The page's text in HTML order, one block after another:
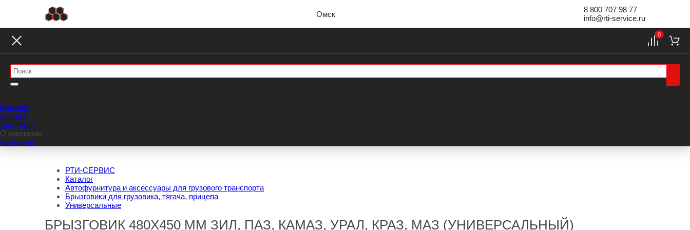
Омск
8 800 707 98 77
info@rti-service.ru
Каталог
Оплата
Доставка
О компании
Контакты
0
РТИ-СЕРВИС
Каталог
Автофурнитура и аксессуары для грузового транспорта
Брызговики для грузовика, тягача, прицепа
Универсальные
БРЫЗГОВИК 480Х450 ММ ЗИЛ, ПАЗ, КАМАЗ, УРАЛ, КРАЗ, МАЗ (УНИВЕРСАЛЬНЫЙ)